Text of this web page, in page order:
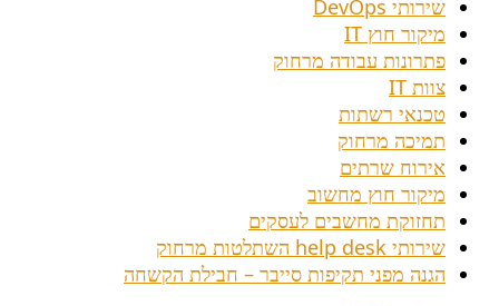
שירותי DevOps
מיקור חוץ IT
פתרונות עבודה מרחוק
צוות IT
טכנאי רשתות
תמיכה מרחוק
אירוח שרתים
מיקור חוץ מחשוב
תחזוקת מחשבים לעסקים
שירותי help desk השתלטות מרחוק
הגנה מפני תקיפות סייבר – חבילת הקשחה